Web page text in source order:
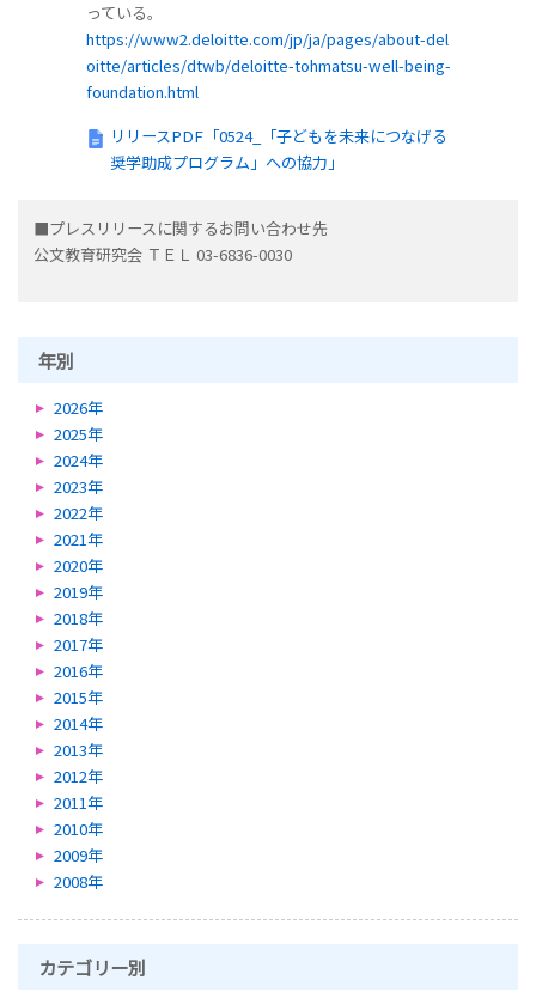
っている。
https://www2.deloitte.com/jp/ja/pages/about-del
oitte/articles/dtwb/deloitte-tohmatsu-well-being-
foundation.html
リリースPDF「0524_「子どもを未来につなげる
奨学助成プログラム」への協力」
■プレスリリースに関するお問い合わせ先
公文教育研究会 ＴＥＬ 03-6836-0030
年別
2026年
2025年
2024年
2023年
2022年
2021年
2020年
2019年
2018年
2017年
2016年
2015年
2014年
2013年
2012年
2011年
2010年
2009年
2008年
カテゴリー別